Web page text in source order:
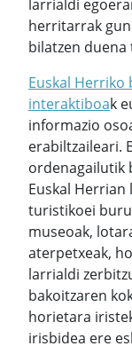
larrialdi
herritarrak
bilatzen duena
Euskal
interaktiboak
informazio
erabiltzaileari.
ordenagailutik
Euskal Herrian
turistikoei
museoak,
aterpetxeak,
larrialdi
bakoitzaren
horietara
irisbidea ere